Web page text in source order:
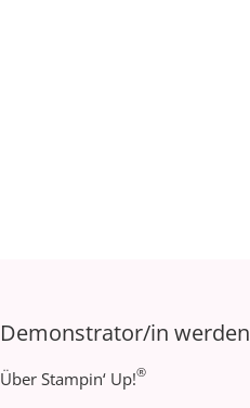
Demonstrator/in werden
Über Stampin‘ Up!®